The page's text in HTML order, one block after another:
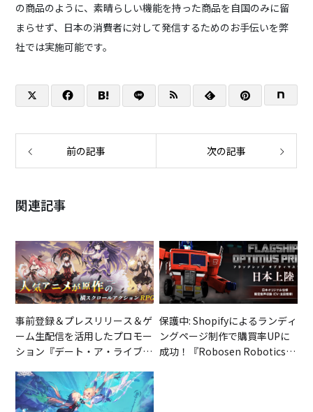
の商品のように、素晴らしい機能を持った商品を自国のみに留
まらせず、日本の消費者に対して発信するためのお手伝いを弊
社では実施可能です。
前の記事 次の記事
関連記事
事前登録＆プレスリリース＆ゲ
ーム生配信を活用したプロモー
ション『デート・ア・ライブ
保護中: Shopifyによるランディ
ングページ制作で購買率UPに
成功！『Robosen Robotics』